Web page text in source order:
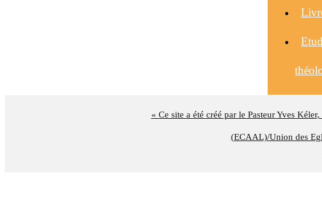
« Ce site a été créé par le Pasteur Yves
(ECAAL)/Union des